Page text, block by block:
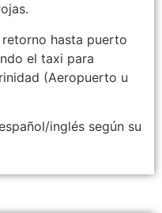
hasta puerto
el taxi para
(Aeropuerto u
inglés según su